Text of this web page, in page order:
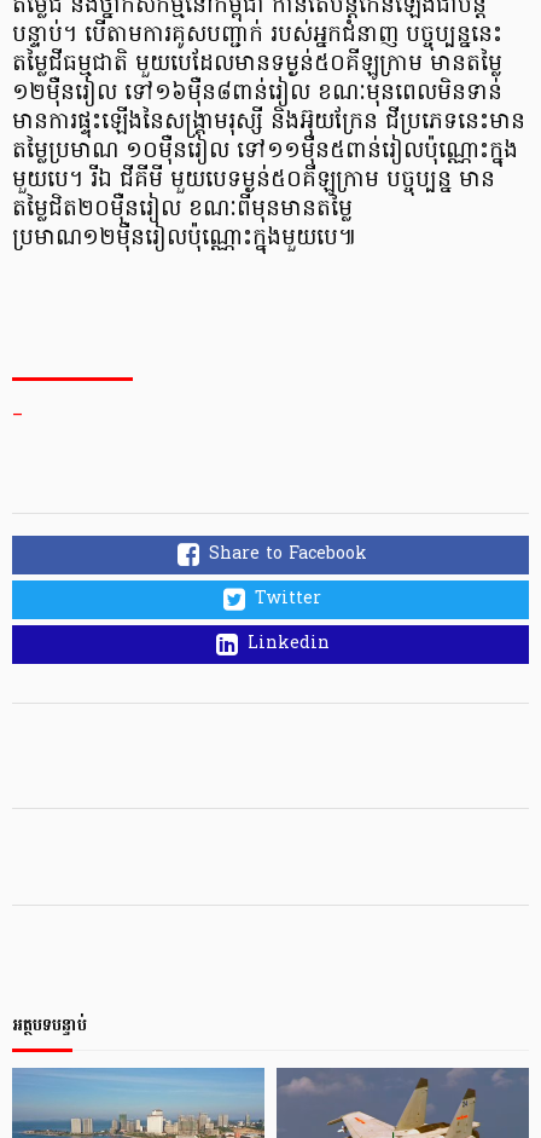
បន្ទាប់។ បើតាមការគូសបញ្ជាក់ របស់អ្នកជំនាញ បច្ចុប្បន្ននេះ
តម្លៃជីធម្មជាតិ មួយបេដែលមានទម្ងន់៥០គីឡូក្រាម មានតម្លៃ
១២ម៉ឺនរៀល ទៅ១៦ម៉ឺន៨ពាន់រៀល ខណៈមុនពេលមិនទាន់
មានការផ្ទុះឡើងនៃសង្រ្គាមរុស្សី និងអ៊ុយក្រែន ជីប្រភេទនេះមាន
តម្លៃប្រមាណ ១០ម៉ឺនរៀល ទៅ១១ម៉ឺន៥ពាន់រៀលប៉ុណ្ណោះក្នុង
មួយបេ។ រីឯ ជីគីមី មួយបេទម្ងន់៥០គីឡូក្រាម បច្ចុប្បន្ន មាន
តម្លៃជិត២០ម៉ឺនរៀល ខណៈពីមុនមានតម្លៃ
ប្រមាណ១២ម៉ឺនរៀលប៉ុណ្ណោះក្នុងមួយបេ៕
_
Share to Facebook
Twitter
Linkedin
អត្ថបទបន្ទាប់